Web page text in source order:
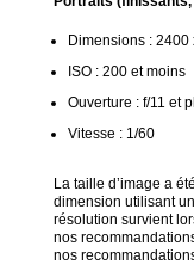
Dimensions : 2400
ISO : 200 et moins
Ouverture : f/11 et
Vitesse : 1/60
La taille d’image a
dimension utilisant
résolution survient
nos
nos